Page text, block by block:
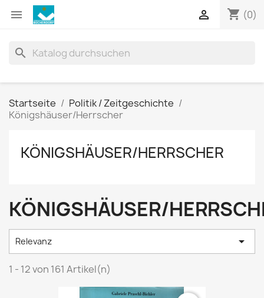
 shopping_cart (0)

search
Startseite
Politik / Zeitgeschichte
Königshäuser/Herrscher
KÖNIGSHÄUSER/HERRSCHER
KÖNIGSHÄUSER/
Relevanz 
1 - 12 von 161 Artikel(n)